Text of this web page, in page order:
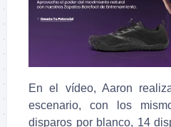
En el vídeo, Aaron
escenario, con los
disparos por blanco, 14